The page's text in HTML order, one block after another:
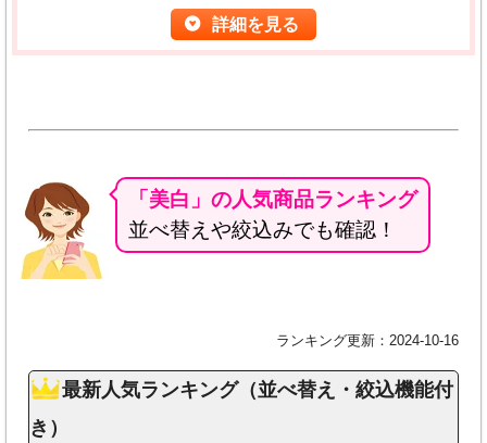
りますが、特集を組むこともあり、その性質上内容に
偏りが生じることがありますので表示されているクリ
・金額や値段は個人によって異なるため、当サイトの
内容と閲覧者様が希望しているケースとは金額や値段
は異なる可能性があります。
品川スキンクリニック 立川院
東京都立川市曙町2-8-5
神奈川県横浜市西区高島2-13-12
崎陽軒ビル ヨコハマジャスト3号館7F
品川スキンクリニック 大宮院
品川スキンクリニック 宇都宮院
栃木県宇都宮市駅前通り1-4-6
６．著名人の推薦等を掲載しない
７．値段の安さを強調する内容を掲載しない
・問い合わせ先を記載。
・自由診療に係る通常必要とされる費用の記載。
・主なリスク、副作用等に関する内容の記載。
「美肌美白」治療対応あり
◆『湘南美容クリニック』とは？
TVCM放映中！交通費支給制度や保証制度が
あり、安全への取り組み、技術交流
容、治療経過、カウンセリング内容をオープ
営が特徴です。
詳細を見る
「美肌・美白」治療詳細
美肌レーザー治療（YAGレーザー）
「美白」の人気商品ランキング
並べ替えや絞込みでも確認！
ランキング更新：2024-10-16
最新人気ランキング（並べ替え・絞込機能付
き）